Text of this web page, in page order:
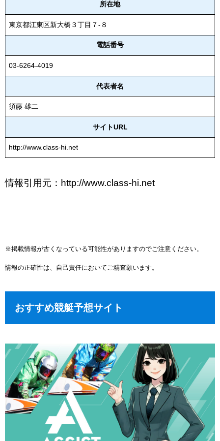
所在地
東京都江東区新大橋３丁目７-８
電話番号
03-6264-4019
代表者名
須藤 雄二
サイトURL
http://www.class-hi.net
情報引用元：http://www.class-hi.net
※掲載情報が古くなっている可能性がありますのでご注意ください。
情報の正確性は、自己責任においてご精査願います。
おすすめ競艇予想サイト